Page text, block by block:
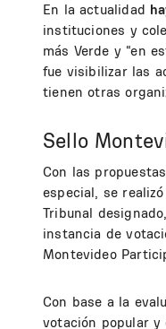
En la actualidad
instituciones y
más Verde y “en
fue visibilizar las
tienen otras
Sello
Con las
especial, se
Tribunal
instancia de
Montevideo
Con base a la
votación popular